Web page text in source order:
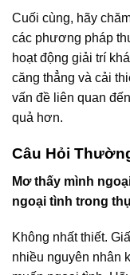
Cuối cùng, hãy
các phương pháp
hoạt động giải trí
căng thẳng và cải
vấn đề liên quan
quả hơn.
Câu Hỏi
Mơ thấy mình
ngoại tình trong
Không nhất thiết.
nhiều nguyên nhân